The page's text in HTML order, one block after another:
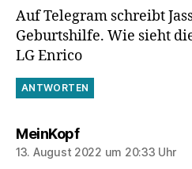
Auf Telegram schreibt
Geburtshilfe. Wie sieht
LG Enrico
ANTWORTEN
MeinKopfsagt:
13. August 2022 um 20:33 Uhr